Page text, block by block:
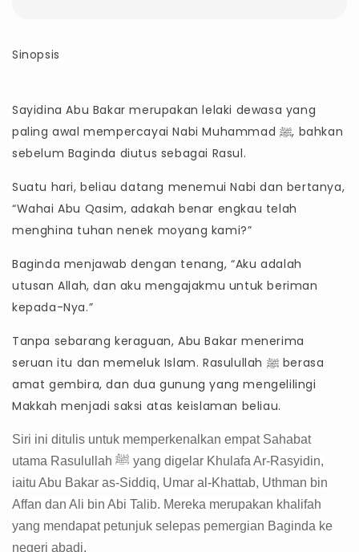
Sinopsis
Sayidina Abu Bakar merupakan lelaki dewasa yang
paling awal mempercayai Nabi Muhammad ﷺ, bahkan
sebelum Baginda diutus sebagai Rasul.
Suatu hari, beliau datang menemui Nabi dan bertanya,
“Wahai Abu Qasim, adakah benar engkau telah
menghina tuhan nenek moyang kami?”
Baginda menjawab dengan tenang, “Aku adalah
utusan Allah, dan aku mengajakmu untuk beriman
kepada-Nya.”
Tanpa sebarang keraguan, Abu Bakar menerima
seruan itu dan memeluk Islam. Rasulullah ﷺ berasa
amat gembira, dan dua gunung yang mengelilingi
Makkah menjadi saksi atas keislaman beliau.
Siri ini ditulis untuk memperkenalkan empat Sahabat
utama Rasulullah ﷺ yang digelar Khulafa Ar-Rasyidin,
iaitu Abu Bakar as-Siddiq, Umar al-Khattab, Uthman bin
Affan dan Ali bin Abi Talib. Mereka merupakan khalifah
yang mendapat petunjuk selepas pemergian Baginda ke
negeri abadi.